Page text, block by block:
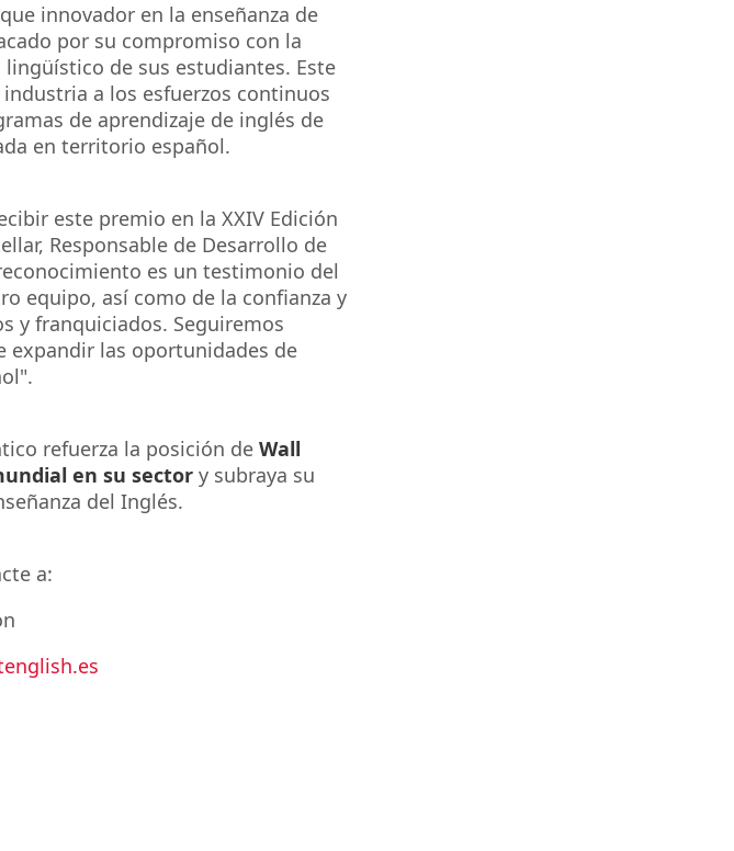
innovador en la enseñanza de
por su compromiso con la
de sus estudiantes. Este
a los esfuerzos continuos
de aprendizaje de inglés de
en territorio español.
este premio en la XXIV Edición
Responsablede Desarrollo de
es un testimonio del
equipo, así como de la confianza y
s y franquiciados. Seguiremos
las oportunidades de
refuerza la posición de Wall
en su sectory subraya su
del Inglés.
a: